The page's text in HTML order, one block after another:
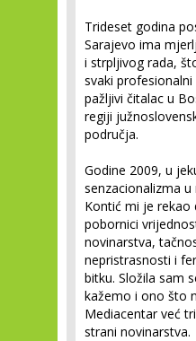
Trideset godina
Sarajevo ima
i strpljivog rada,
svaki
pažljivi čitalac u
regiji
područja.
Godine 2009, u
senzacionalizma
Kontić mi je rekao
pobornici
novinarstva,
nepristrasnosti i
bitku. Složila sam
kažemo i ono što
Mediacentar već
strani novinarstva.